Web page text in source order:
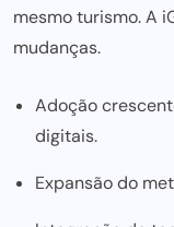
mesmo turismo. A
mudanças.
Adoção
digitais.
Expansão do